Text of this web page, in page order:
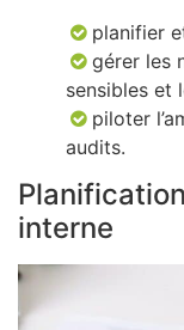
planifier
gérer les
sensibles et
piloter
audits.
interne